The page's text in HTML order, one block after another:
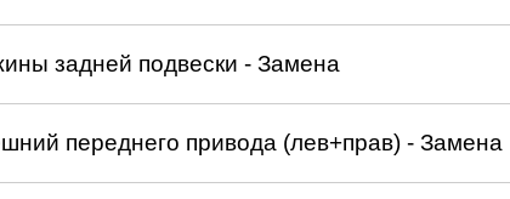
задней подвески - Замена
переднего привода (лев+прав) - Замена